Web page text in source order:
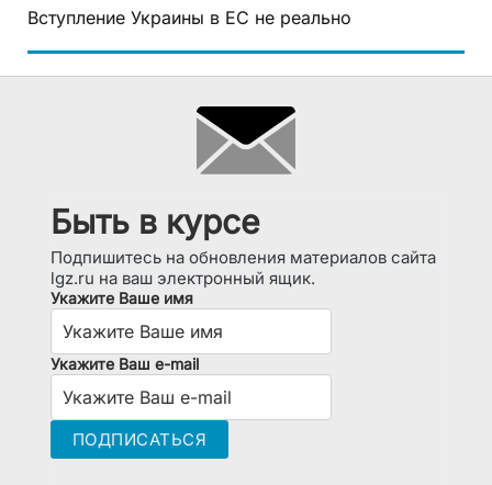
Вступление Украины в ЕС не реально
Быть в курсе
Подпишитесь на обновления материалов сайта
lgz.ru на ваш электронный ящик.
Укажите Ваше имя
Укажите Ваш e-mail